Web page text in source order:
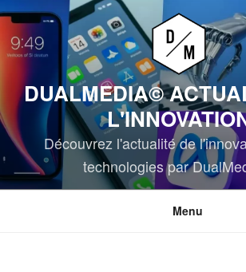
Aller
au
contenu
DUALMEDIA©
Découvrez l'actualité de
technologies par
Menu